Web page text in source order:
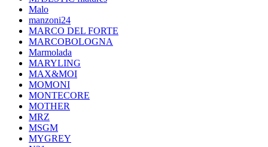
Malo
manzoni24
MARCO DEL FORTE
MARCOBOLOGNA
Marmolada
MARYLING
MAX&MOI
MOMONI
MONTECORE
MOTHER
MRZ
MSGM
MYGREY